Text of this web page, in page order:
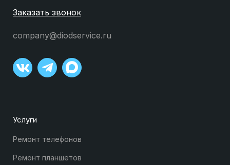
Заказать звонок
company@diodservice.ru
Услуги
Ремонт телефонов
Ремонт планшетов